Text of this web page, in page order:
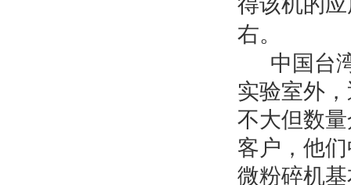
右。
中国台湾
实验室外
不大但数
客户，他
微粉碎机